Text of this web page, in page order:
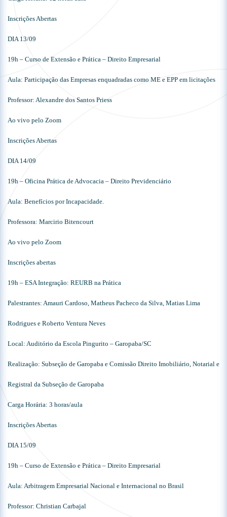
Inscrições Abertas
DIA 13/09
19h – Curso de Extensão e Prática – Direito Empresarial
Aula: Participação das Empresas enquadradas como ME e EPP em licitações
Professor: Alexandre dos Santos Priess
Ao vivo pelo Zoom
Inscrições Abertas
DIA 14/09
19h – Oficina Prática de Advocacia – Direito Previdenciário
Aula: Benefícios por Incapacidade.
Professora: Marcirio Bitencourt
Ao vivo pelo Zoom
Inscrições abertas
19h – ESA Integração: REURB na Prática
Palestrantes: Amauri Cardoso, Matheus Pacheco da Silva, Matias Lima
Rodrigues e Roberto Ventura Neves
Local: Auditório da Escola Pingurito – Garopaba/SC
Realização: Subseção de Garopaba e Comissão Direito Imobiliário, Notarial e
Registral da Subseção de Garopaba
Carga Horária: 3 horas/aula
Inscrições Abertas
DIA 15/09
19h – Curso de Extensão e Prática – Direito Empresarial
Aula: Arbitragem Empresarial Nacional e Internacional no Brasil
Professor: Christian Carbajal